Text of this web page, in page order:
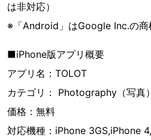
は非対応）
※「Android」はGoogle Inc.の商
■iPhone版アプリ概要
アプリ名：TOLOT
カテゴリ： Photography（写真）
価格：無料
対応機種：iPhone 3GS,iPhone